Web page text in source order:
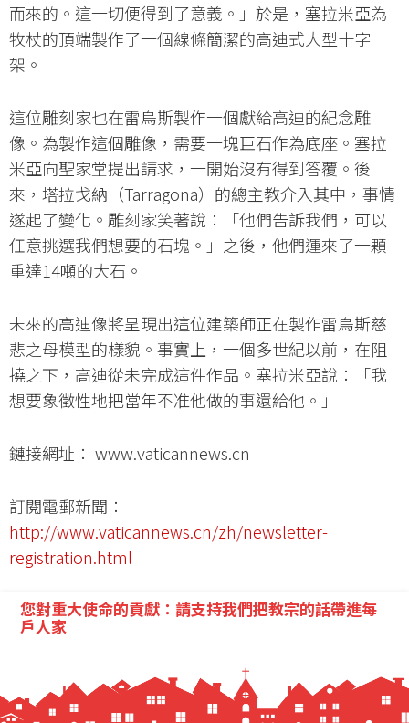
而來的。這一切便得到了意義。」於是，塞拉米亞為
牧杖的頂端製作了一個線條簡潔的高迪式大型十字
架。
這位雕刻家也在雷烏斯製作一個獻給高迪的紀念雕
像。為製作這個雕像，需要一塊巨石作為底座。塞拉
米亞向聖家堂提出請求，一開始沒有得到答覆。後
來，塔拉戈納（Tarragona）的總主教介入其中，事情
遂起了變化。雕刻家笑著說：「他們告訴我們，可以
任意挑選我們想要的石塊。」之後，他們運來了一顆
重達14噸的大石。
未來的高迪像將呈現出這位建築師正在製作雷烏斯慈
悲之母模型的樣貌。事實上，一個多世紀以前，在阻
撓之下，高迪從未完成這件作品。塞拉米亞說：「我
想要象徵性地把當年不准他做的事還給他。」
鏈接網址： www.vaticannews.cn
訂閱電郵新聞：
http://www.vaticannews.cn/zh/newsletter-
registration.html
您對重大使命的貢獻：請支持我們把教宗的話帶進每
戶人家